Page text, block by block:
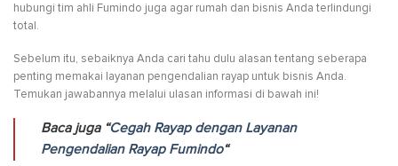
hubungi tim ahli Fumindo juga agar rumah dan bisnis Anda terlindungi
total.
Sebelum itu, sebaiknya Anda cari tahu dulu alasan tentang seberapa
penting memakai layanan pengendalian rayap untuk bisnis Anda.
Temukan jawabannya melalui ulasan informasi di bawah ini!
Baca juga “Cegah Rayap dengan Layanan
Pengendalian Rayap Fumindo“